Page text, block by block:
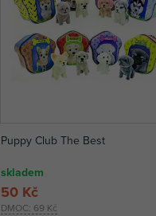
Puppy Club The Best
skladem
DMOC: 69 Kč
50 Kč